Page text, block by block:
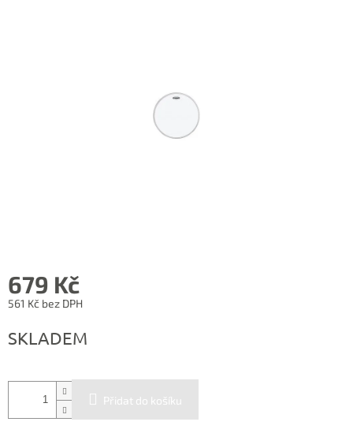
679 Kč
561 Kč bez DPH
cena:
SKLADEM
Přidat do košíku